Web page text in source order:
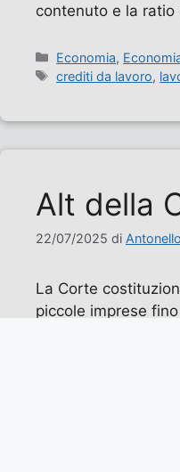
contenuto e la
Categorie
Economia,
Tag
crediti da lavoro,
Alt della
22/07/2025 di
La Corte
piccole imprese